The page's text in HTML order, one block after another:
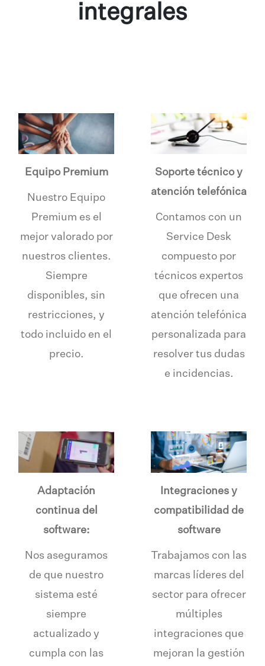
integrales
Equipo Premium
Nuestro Equipo
Premium es el
mejor valorado por
nuestros clientes.
Siempre
disponibles, sin
restricciones, y
todo incluido en el
precio.
Soporte técnico y
atención telefónica
Contamos con un
Service Desk
compuesto por
técnicos expertos
que ofrecen una
atención telefónica
personalizada para
resolver tus dudas
e incidencias.
Adaptación
continua del
software:
Nos aseguramos
de que nuestro
sistema esté
siempre
actualizado y
cumpla con las
Integraciones y
compatibilidad de
software
Trabajamos con las
marcas líderes del
sector para ofrecer
múltiples
integraciones que
mejoran la gestión